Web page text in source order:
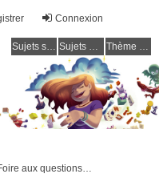
Connexion
Sujets sans réponse Sujets actifs Thème clair / foncé
Foire aux questions (Questions posées fréquemment)